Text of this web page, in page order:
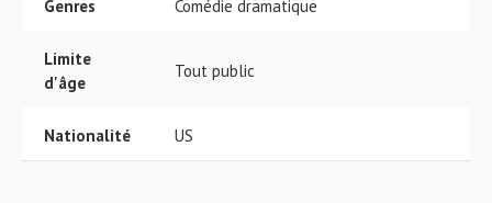
Genres Comédie dramatique
Limite
d'âge
Tout public
Nationalité US